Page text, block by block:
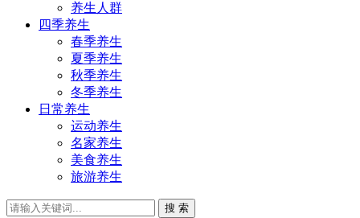
养生人群
四季养生
春季养生
夏季养生
秋季养生
冬季养生
日常养生
运动养生
名家养生
美食养生
旅游养生
搜 索